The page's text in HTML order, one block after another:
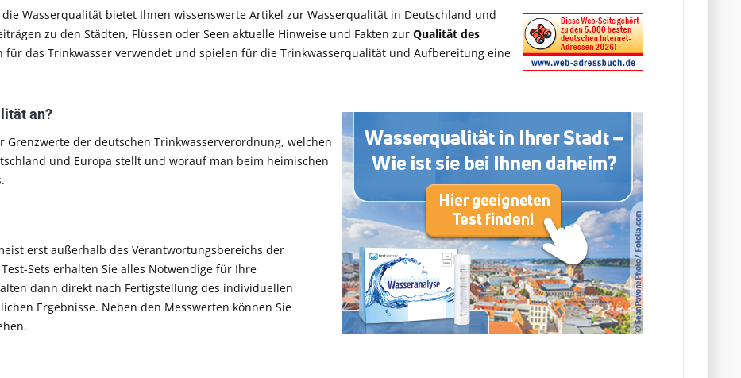
Wasserqualität bietet Ihnen wissenswerte Artikel zur Wasserqualität in Deutschland und
zu den Städten, Flüssen oder Seen aktuelle Hinweise und Fakten zur Qualität des
für das Trinkwasser verwendet und spielen für die Trinkwasserqualität und Aufbereitung eine
an?
der deutschen Trinkwasserverordnung, welchen
und Europa stellt und worauf man beim heimischen
erst außerhalb des Verantwortungsbereichs der
Sets erhalten Sie alles Notwendige für Ihre
dann direkt nach Fertigstellung des individuellen
Ergebnisse. Neben den Messwerten können Sie